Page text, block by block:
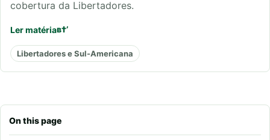
On this page
cobertura da Libertadores.
Ler matéria
Libertadores e Sul-Americana